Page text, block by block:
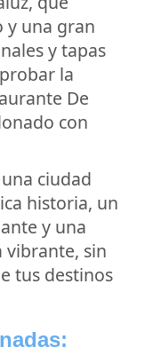
y una gran
y tapas
la
De
con
ciudad
historia, un
y una
vibrante, sin
tus destinos